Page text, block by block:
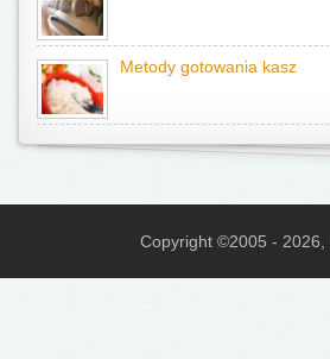
Metody gotowania kasz
Copyright ©2005 - 2026,